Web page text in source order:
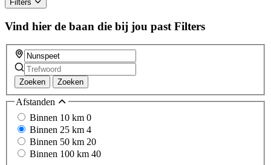
Filters
Vind hier de baan die bij jou past Filters
Zoeken Zoeken
Afstanden
Binnen 10 km 0
Binnen 25 km 4
Binnen 50 km 20
Binnen 100 km 40